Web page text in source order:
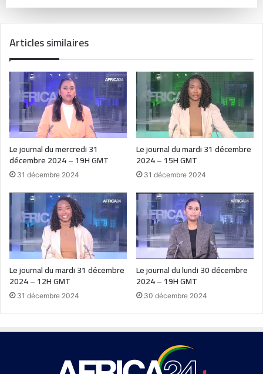
Articles similaires
Le journal du mercredi 31
décembre 2024 – 19H GMT
31 décembre 2024
Le journal du mardi 31 décembre
2024 – 15H GMT
31 décembre 2024
Le journal du mardi 31 décembre
2024 – 12H GMT
31 décembre 2024
Le journal du lundi 30 décembre
2024 – 19H GMT
30 décembre 2024